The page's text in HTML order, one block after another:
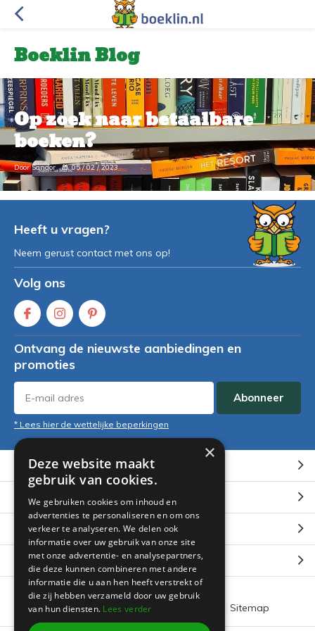
Boeklin Blog
Op zoek naar betaalbare
boeken?
Door Sandor 05 / 02 / 2023
Heeft u vragen?
Neem gerust contact met ons op!
Volg ons
Ontvang de nieuwste aanbiedingen en
promoties
Abonneer
* Lees hier de wettelijke beperkingen
Klantenservice
Mijn account
Categorieën
Contact
Algemene voorwaarden Sitemap
×
Deze website maakt
gebruik van cookies.
We gebruiken cookies om inhoud en
advertenties te personaliseren en om ons
verkeer te analyseren. We delen ook
informatie over uw gebruik van onze site
met onze advertentie- en analysepartners,
die deze kunnen combineren met andere
informatie die u aan hen heeft verstrekt of
die zij hebben verzameld door uw gebruik
van hun diensten. Lees verder